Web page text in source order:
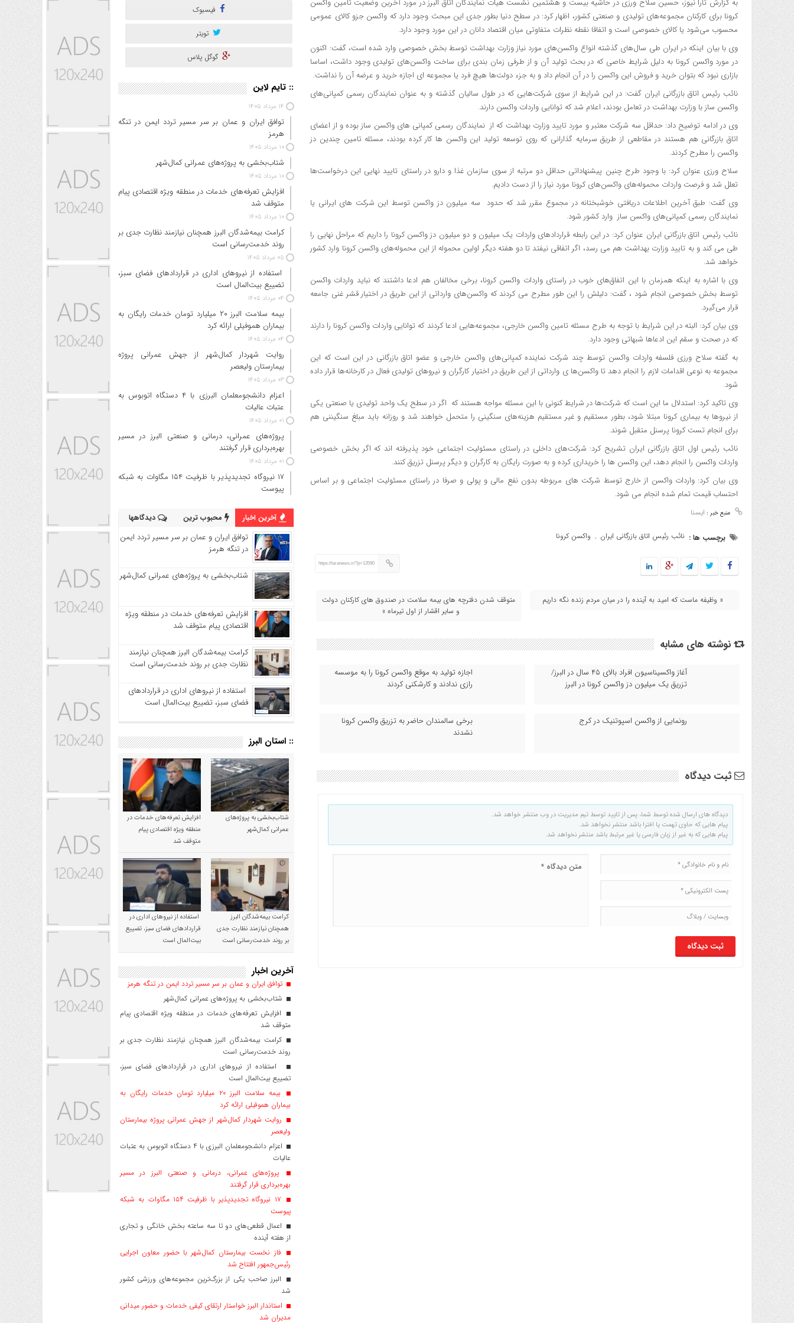
به گزارش تارا نیوز، حسین سلاح ورزی در حاشیه بیست و هشتمین نشست هیات نمایندگان اتاق البرز در مورد آخرین وضعیت تامین واکسن
کرونا برای کارکنان مجموعه‌های تولیدی و صنعتی کشور، اظهار کرد: در سطح دنیا بطور جدی این مبحث وجود دارد که واکسن جزو کالای عمومی
محسوب می‌شود یا کالای خصوصی است و اتفاقا نقطه نظرات متفاوتی میان اقتصاد دانان در این مورد وجود دارد.
وی با بیان اینکه در ایران طی سال‌های گذشته انواع واکسن‌های مورد نیاز وزارت بهداشت توسط بخش خصوصی وارد شده است، گفت: اکنون
در مورد واکسن کرونا به دلیل شرایط خاصی که در بحث تولید آن و از طرفی زمان بندی برای ساخت واکسن‌های تولیدی وجود داشت، اساسا
بازاری نبود که بتوان خرید و فروش این واکسن را در آن انجام داد و به جزء دولت‌ها هیچ فرد یا مجموعه ای اجازه خرید و عرضه آن را نداشت.
نائب رئیس اتاق بازرگانی ایران گفت: در این شرایط از سوی شرکت‌هایی که در طول سالیان گذشته و به عنوان نمایندگان رسمی کمپانی‌های
واکسن ساز با وزارت بهداشت در تعامل بودند، اعلام شد که توانایی واردات واکسن دارند.
وی در ادامه توضیح داد: حداقل سه شرکت معتبر و مورد تایید وزارت بهداشت که از نمایندگان رسمی کمپانی های واکسن ساز بوده و از اعضای
اتاق بازرگانی هم هستند در مقاطعی از طریق سرمایه گذارانی که روی توسعه تولید این واکسن ها کار کرده بودند، مسئله تامین چندین دز
واکسن را مطرح کردند.
سلاح ورزی عنوان کرد: با وجود طرح چنین پیشنهاداتی حداقل دو مرتبه از سوی سازمان غذا و دارو در راستای تایید نهایی این درخواست‌ها
تعلل شد و فرصت واردات محموله‌های واکسن‌های کرونا مورد نیاز را از دست دادیم.
وی گفت: طبق آخرین اطلاعات دریافتی خوشبختانه در مجموع مقرر شد که حدود سه میلیون دز واکسن توسط این شرکت های ایرانی یا
نمایندگان رسمی کمپانی‌های واکسن ساز وارد کشور شود.
نائب رئیس اتاق بازرگانی ایران عنوان کرد: در این رابطه قراردادهای واردات یک میلیون و دو میلیون دز واکسن کرونا را داریم که مراحل نهایی را
طی می کند و به تایید وزارت بهداشت هم می رسد، اگر اتفاقی نیفتد تا دو هفته دیگر اولین محموله از این محموله‌های واکسن کرونا وارد کشور
خواهد شد.
وی با اشاره به اینکه همزمان با این اتفاق‌های خوب در راستای واردات واکسن کرونا، برخی مخالفان هم ادعا داشتند که نباید واردات واکسن
توسط بخش خصوصی انجام شود ، گفت: دلیلش را این طور مطرح می کردند که واکسن‌های وارداتی از این طریق در اختیار قشر غنی جامعه
قرار می‌گیرد.
وی بیان کرد: البته در این شرایط با توجه به طرح مسئله تامین واکسن خارجی، مجموعه‌هایی ادعا کردند که توانایی واردات واکسن کرونا را دارند
که در صحت و سقم این ادعاها شبهاتی وجود دارد.
به گفته سلاح ورزی فلسفه واردات واکسن توسط چند شرکت نماینده کمپانی‌های واکسن خارجی و عضو اتاق بازرگانی در این است که این
مجموعه به نوعی اقدامات لازم را انجام دهد تا واکسن‌ها ی وارداتی از این طریق در اختیار کارگران و نیروهای تولیدی فعال در کارخانه‌ها قرار داده
شود.
وی تاکید کرد: استدلال ما این است که شرکت‌ها در شرایط کنونی با این مسئله مواجه هستند که اگر در سطح یک واحد تولیدی یا صنعتی یکی
از نیروها به بیماری کرونا مبتلا شود، بطور مستقیم و غیر مستقیم هزینه‌های سنگینی را متحمل خواهند شد و روزانه باید مبلغ سنگیننی هم
برای انجام تست کرونا پرسنل متقبل شوند.
نائب رئیس اول اتاق بازرگانی ایران تشریح کرد: شرکت‌های داخلی در راستای مسئولیت اجتماعی خود پذیرفته اند که اگر بخش خصوصی
واردات واکسن‌ را انجام دهد، این واکسن ها را خریداری کرده و به صورت رایگان به کارگران و دیگر پرسنل تزریق کنند.
وی بیان کرد: واردات واکسن از خارج توسط شرکت های مربوطه بدون نفع مالی و پولی و صرفا در راستای مسئولیت اجتماعی و بر اساس
احتساب قیمت تمام شده انجام می شود.
منبع خبر : ایسنا
برچسب ها : نائب رئیس اتاق بازرگانی ایران , واکسن کرونا
https://taranews.ir/?p=13590
« وظیفه ماست که امید به آینده را در میان مردم زنده نگه داریم
متوقف شدن دفترچه های بیمه سلامت در صندوق های کارکنان دولت
و سایر اقشار از اول تیرماه »
نوشته های مشابه
آغاز واکسیناسیون افراد بالای ۴۵ سال در البرز/
تزریق یک میلیون دز واکسن کرونا در البرز
اجازه تولید به موقع واکسن کرونا را به موسسه
رازی ندادند و کارشکنی کردند
رونمایی از واکسن اسپوتنیک در کرج
برخی سالمندان حاضر به تزریق واکسن کرونا
نشدند
ثبت دیدگاه
دیدگاه های ارسال شده توسط شما، پس از تایید توسط تیم مدیریت در وب منتشر خواهد شد.
پیام هایی که حاوی تهمت یا افترا باشد منتشر نخواهد شد.
پیام هایی که به غیر از زبان فارسی یا غیر مرتبط باشد منتشر نخواهد شد.
فیسبوک
تویتر
گوگل پلاس
:: تایم لاین
۱۴ مرداد ۱۴۰۵
توافق ایران و عمان بر سر مسیر تردد ایمن در تنگه
هرمز
۱۰ مرداد ۱۴۰۵
شتاب‌بخشی به پروژه‌های عمرانی کمال‌شهر
۱۰ مرداد ۱۴۰۵
افزایش تعرفه‌های خدمات در منطقه ویژه اقتصادی پیام
متوقف شد
۱۰ مرداد ۱۴۰۵
کرامت بیمه‌شدگان البرز همچنان نیازمند نظارت جدی بر
روند خدمت‌رسانی است
۰۵ مرداد ۱۴۰۵
استفاده از نیروهای اداری در قراردادهای فضای سبز،
تضییع بیت‌المال است
۰۴ مرداد ۱۴۰۵
بیمه سلامت البرز ۲۰ میلیارد تومان خدمات رایگان به
بیماران هموفیلی ارائه کرد
۰۴ مرداد ۱۴۰۵
روایت شهردار کمال‌شهر از جهش عمرانی پروژه
بیمارستان ولیعصر
۰۳ مرداد ۱۴۰۵
اعزام دانشجو‌معلمان البرزی با ۴ دستگاه اتوبوس به
عتبات عالیات
۰۱ مرداد ۱۴۰۵
پروژه‌های عمرانی، درمانی و صنعتی البرز در مسیر
بهره‌برداری قرار گرفتند
۰۱ مرداد ۱۴۰۵
۱۷ نیروگاه تجدیدپذیر با ظرفیت ۱۵۴ مگاوات به شبکه
پیوست
آخرین اخبار محبوب ترین دیدگاهها
توافق ایران و عمان بر سر مسیر تردد ایمن
در تنگه هرمز
شتاب‌بخشی به پروژه‌های عمرانی کمال‌شهر
افزایش تعرفه‌های خدمات در منطقه ویژه
اقتصادی پیام متوقف شد
کرامت بیمه‌شدگان البرز همچنان نیازمند
نظارت جدی بر روند خدمت‌رسانی است
استفاده از نیروهای اداری در قراردادهای
فضای سبز، تضییع بیت‌المال است
:: استان البرز
شتاب‌بخشی به پروژه‌های
عمرانی کمال‌شهر
افزایش تعرفه‌های خدمات در
منطقه ویژه اقتصادی پیام
متوقف شد
کرامت بیمه‌شدگان البرز
همچنان نیازمند نظارت جدی
بر روند خدمت‌رسانی است
استفاده از نیروهای اداری در
قراردادهای فضای سبز، تضییع
بیت‌المال است
آخرین اخبار
توافق ایران و عمان بر سر مسیر تردد ایمن در تنگه هرمز
شتاب‌بخشی به پروژه‌های عمرانی کمال‌شهر
افزایش تعرفه‌های خدمات در منطقه ویژه اقتصادی پیام
متوقف شد
کرامت بیمه‌شدگان البرز همچنان نیازمند نظارت جدی بر
روند خدمت‌رسانی است
استفاده از نیروهای اداری در قراردادهای فضای سبز،
تضییع بیت‌المال است
بیمه سلامت البرز ۲۰ میلیارد تومان خدمات رایگان به
بیماران هموفیلی ارائه کرد
روایت شهردار کمال‌شهر از جهش عمرانی پروژه بیمارستان
ولیعصر
اعزام دانشجو‌معلمان البرزی با ۴ دستگاه اتوبوس به عتبات
عالیات
پروژه‌های عمرانی، درمانی و صنعتی البرز در مسیر
بهره‌برداری قرار گرفتند
۱۷ نیروگاه تجدیدپذیر با ظرفیت ۱۵۴ مگاوات به شبکه
پیوست
اعمال قطعی‌های دو تا سه ساعته بخش خانگی و تجاری
از هفته آینده
فاز نخست بیمارستان کمال‌شهر با حضور معاون اجرایی
رئیس‌جمهور افتتاح شد
البرز صاحب یکی از بزرگ‌ترین مجموعه‌های ورزشی کشور
شد
استاندار البرز خواستار ارتقای کیفی خدمات و حضور میدانی
مدیران شد